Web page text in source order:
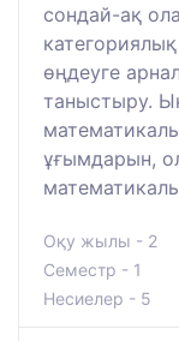
сондай-ақ
өңдеуге
таныстыру.
ұғымдарын,
Оқу жылы - 2
Семестр - 1
Несиелер - 5